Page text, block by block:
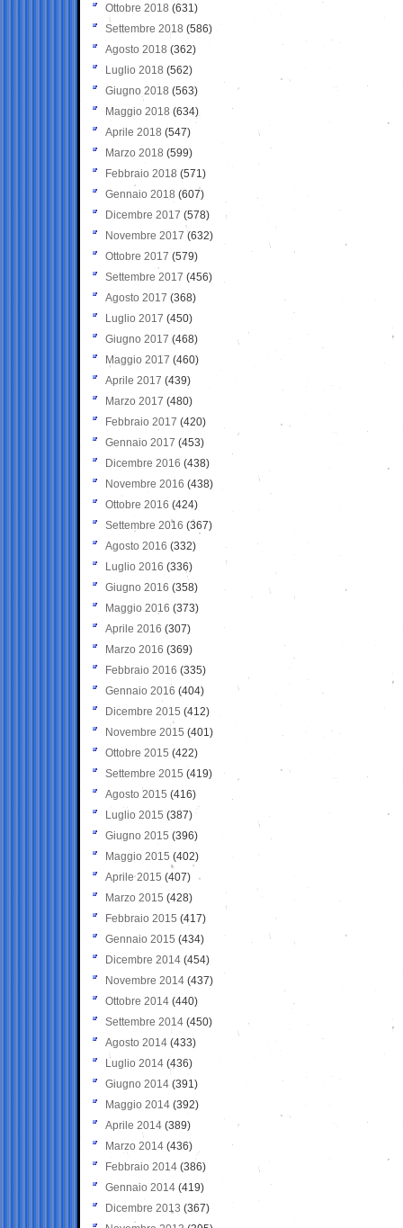
Ottobre 2018 (631)
Settembre 2018 (586)
Agosto 2018 (362)
Luglio 2018 (562)
Giugno 2018 (563)
Maggio 2018 (634)
Aprile 2018 (547)
Marzo 2018 (599)
Febbraio 2018 (571)
Gennaio 2018 (607)
Dicembre 2017 (578)
Novembre 2017 (632)
Ottobre 2017 (579)
Settembre 2017 (456)
Agosto 2017 (368)
Luglio 2017 (450)
Giugno 2017 (468)
Maggio 2017 (460)
Aprile 2017 (439)
Marzo 2017 (480)
Febbraio 2017 (420)
Gennaio 2017 (453)
Dicembre 2016 (438)
Novembre 2016 (438)
Ottobre 2016 (424)
Settembre 2016 (367)
Agosto 2016 (332)
Luglio 2016 (336)
Giugno 2016 (358)
Maggio 2016 (373)
Aprile 2016 (307)
Marzo 2016 (369)
Febbraio 2016 (335)
Gennaio 2016 (404)
Dicembre 2015 (412)
Novembre 2015 (401)
Ottobre 2015 (422)
Settembre 2015 (419)
Agosto 2015 (416)
Luglio 2015 (387)
Giugno 2015 (396)
Maggio 2015 (402)
Aprile 2015 (407)
Marzo 2015 (428)
Febbraio 2015 (417)
Gennaio 2015 (434)
Dicembre 2014 (454)
Novembre 2014 (437)
Ottobre 2014 (440)
Settembre 2014 (450)
Agosto 2014 (433)
Luglio 2014 (436)
Giugno 2014 (391)
Maggio 2014 (392)
Aprile 2014 (389)
Marzo 2014 (436)
Febbraio 2014 (386)
Gennaio 2014 (419)
Dicembre 2013 (367)